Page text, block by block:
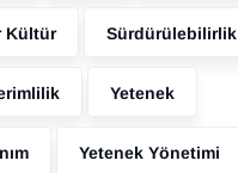
Kültür Sürdürülebilirlik
Yetenek
Yetenek Yönetimi